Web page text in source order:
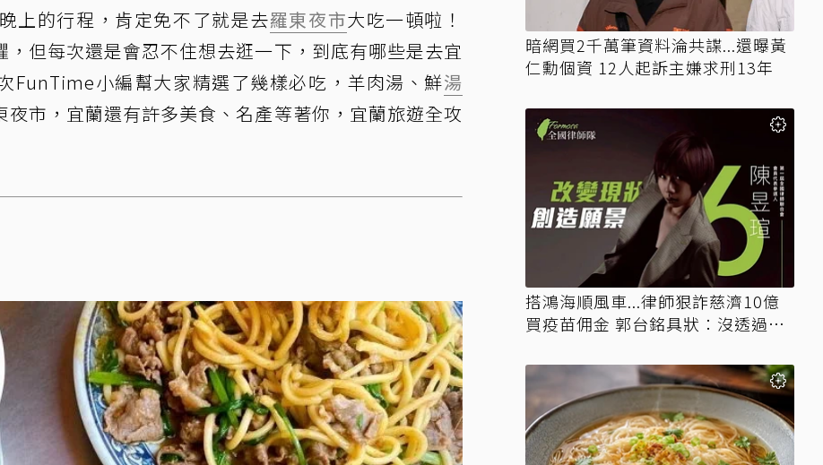
上的行程，肯定免不了就是去羅東夜市大吃一頓啦！
但每次還是會忍不住想去逛一下，到底有哪些是去宜
FunTime小編幫大家精選了幾樣必吃，羊肉湯、鮮湯
市，宜蘭還有許多美食、名產等著你，宜蘭旅遊全攻
暗網買2千萬筆資料淪共諜...還曝黃
仁勳個資 12人起訴主嫌求刑13年
搭鴻海順風車...律師狠詐慈濟10億
買疫苗佣金 郭台銘具狀：沒透過仲